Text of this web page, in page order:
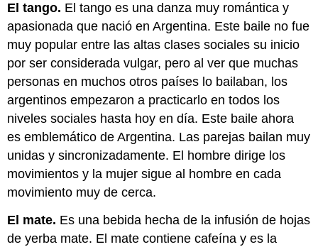
El tango. El tango es una danza muy romántica y
apasionada que nació en Argentina. Este baile no fue
muy popular entre las altas clases sociales su inicio
por ser considerada vulgar, pero al ver que muchas
personas en muchos otros países lo bailaban, los
argentinos empezaron a practicarlo en todos los
niveles sociales hasta hoy en día. Este baile ahora
es emblemático de Argentina. Las parejas bailan muy
unidas y sincronizadamente. El hombre dirige los
movimientos y la mujer sigue al hombre en cada
movimiento muy de cerca.
El mate. Es una bebida hecha de la infusión de hojas
de yerba mate. El mate contiene cafeína y es la